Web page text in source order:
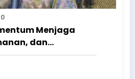
0
Menjaga
dan